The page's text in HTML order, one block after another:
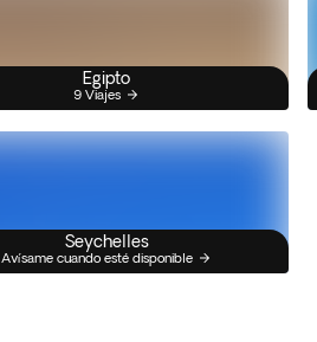
Egipto
9 Viajes
Seychelles
Avísame cuando esté disponible